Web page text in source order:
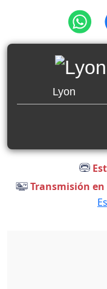
Lyon
Transmisión en